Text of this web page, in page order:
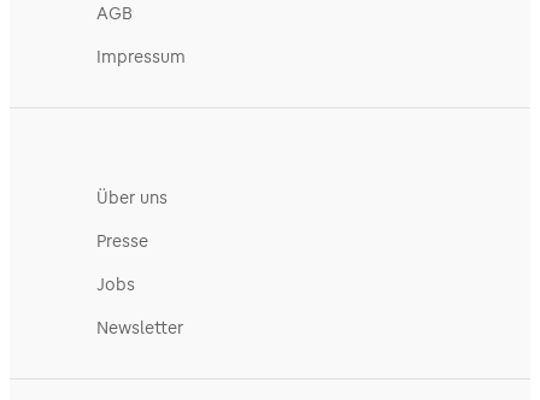
AGB
Impressum
Über uns
Presse
Jobs
Newsletter